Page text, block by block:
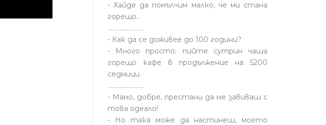
- Хайде да помълчим малко, че ми стана
горещо...
........................
- Как да се доживее до 100 години?
- Много просто: пийте сутрин чаша
горещо кафе в продължение на 5200
седмици.
........................
- Мамо, добре, престани да ме завиваш с
това одеало!
- Но така може да настинеш, моето